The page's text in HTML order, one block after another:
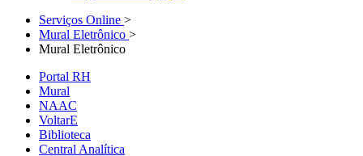
Serviços Online >
Mural Eletrônico >
Mural Eletrônico
Portal RH
Mural
NAAC
VoltarE
Biblioteca
Central Analítica